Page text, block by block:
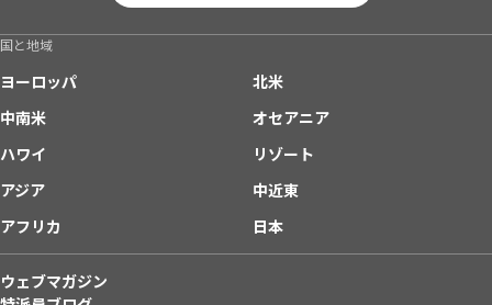
国と地域
ヨーロッパ
北米
中南米
オセアニア
ハワイ
リゾート
アジア
中近東
アフリカ
日本
ウェブマガジン